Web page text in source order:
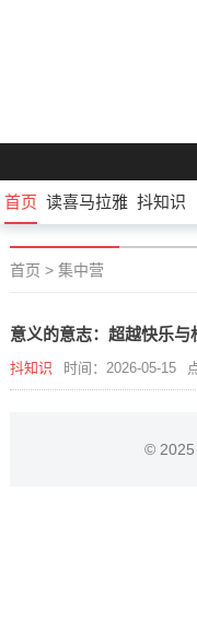
首页 读喜马拉雅 抖知识
首页 > 集中营
意义的意志：超越快乐与
抖知识 时间：2026-05-15
© 2025